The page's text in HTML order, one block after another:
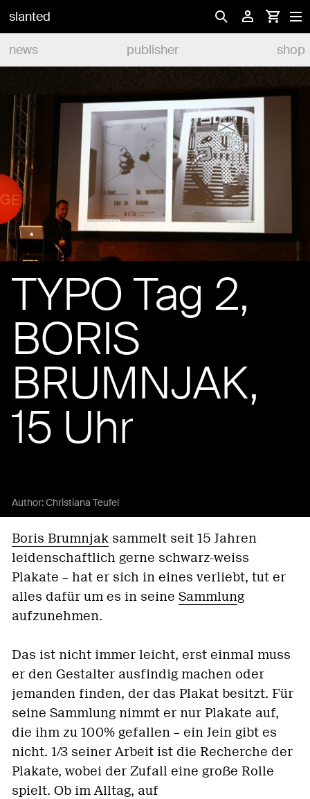
slanted
news
publisher shop
TYPO Tag 2,
BORIS
BRUMNJAK,
15 Uhr
Author:Christiana Teufel
Boris Brumnjak sammelt seit 15 Jahren
leidenschaftlich gerne schwarz-weiss
Plakate – hat er sich in eines verliebt, tut er
alles dafür um es in seine Sammlung
aufzunehmen.
Das ist nicht immer leicht, erst einmal muss
er den Gestalter ausfindig machen oder
jemanden finden, der das Plakat besitzt. Für
seine Sammlung nimmt er nur Plakate auf,
die ihm zu 100% gefallen – ein Jein gibt es
nicht. 1/3 seiner Arbeit ist die Recherche der
Plakate, wobei der Zufall eine große Rolle
spielt. Ob im Alltag, auf